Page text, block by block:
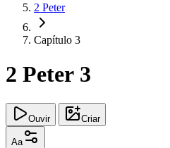
2 Peter
Capítulo 3
2 Peter 3
Ouvir Criar
Aa